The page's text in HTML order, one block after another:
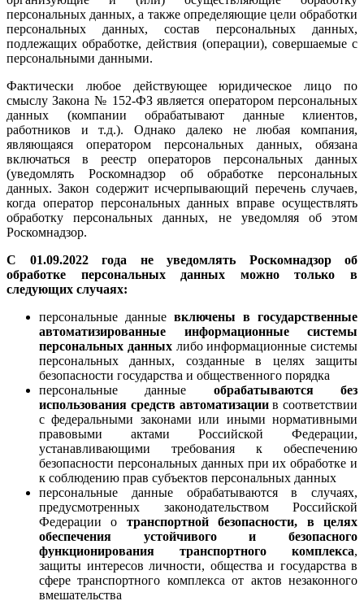
персональных данных, а также определяющие цели обработки
персональных данных, состав персональных данных,
подлежащих обработке, действия (операции), совершаемые с
персональными данными.
Фактически любое действующее юридическое лицо по
смыслу Закона № 152-ФЗ является оператором персональных
данных (компании обрабатывают данные клиентов,
работников и т.д.). Однако далеко не любая компания,
являющаяся оператором персональных данных, обязана
включаться в реестр операторов персональных данных
(уведомлять Роскомнадзор об обработке персональных
данных. Закон содержит исчерпывающий перечень случаев,
когда оператор персональных данных вправе осуществлять
обработку персональных данных, не уведомляя об этом
Роскомнадзор.
С 01.09.2022 года не уведомлять Роскомнадзор об
обработке персональных данных можно только в
следующих случаях:
персональные данные включены в государственные
автоматизированные информационные системы
персональных данныхлибо информационные системы
персональных данных, созданные в целях защиты
безопасности государства и общественного порядка
персональные данные обрабатываются без
использования средств автоматизациив соответствии
с федеральными законами или иными нормативными
правовыми актами Российской Федерации,
устанавливающими требования к обеспечению
безопасности персональных данных при их обработке и
к соблюдению прав субъектов персональных данных
персональные данные обрабатываются в случаях,
предусмотренных законодательством Российской
Федерации о транспортной безопасности, в целях
обеспечения устойчивого и безопасного
функционирования транспортного комплекса,
защиты интересов личности, общества и государства в
сфере транспортного комплекса от актов незаконного
вмешательства